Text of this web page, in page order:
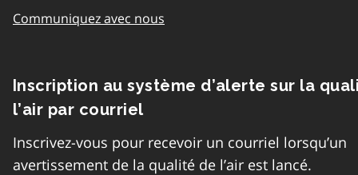
Communiquez avec nous
Inscription au système d’alerte sur la
l’air par courriel
Inscrivez-vous pour recevoir un courriel lorsqu’un
avertissement de la qualité de l’air est lancé.